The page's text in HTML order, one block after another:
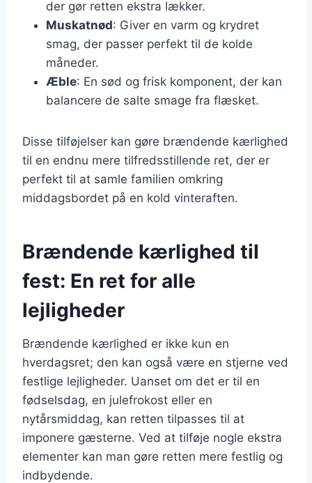
der gør retten ekstra lækker.
Muskatnød: Giver en varm og krydret
smag, der passer perfekt til de kolde
måneder.
Æble: En sød og frisk komponent, der kan
balancere de salte smage fra flæsket.
Disse tilføjelser kan gøre brændende kærlighed
til en endnu mere tilfredsstillende ret, der er
perfekt til at samle familien omkring
middagsbordet på en kold vinteraften.
Brændende kærlighed til
fest: En ret for alle
lejligheder
Brændende kærlighed er ikke kun en
hverdagsret; den kan også være en stjerne ved
festlige lejligheder. Uanset om det er til en
fødselsdag, en julefrokost eller en
nytårsmiddag, kan retten tilpasses til at
imponere gæsterne. Ved at tilføje nogle ekstra
elementer kan man gøre retten mere festlig og
indbydende.